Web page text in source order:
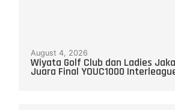
August 4, 2026
Wiyata Golf Club dan Ladies
Juara Final YOUC1000